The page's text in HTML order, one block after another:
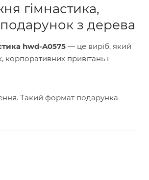
гімнастика,
з дерева
hwd-A0575 — це виріб, який
корпоративних привітань і
Такий формат подарунка